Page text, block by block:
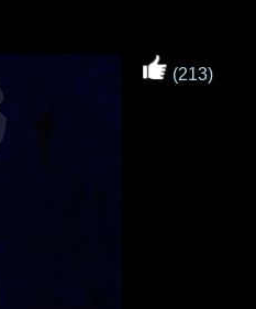
(213)